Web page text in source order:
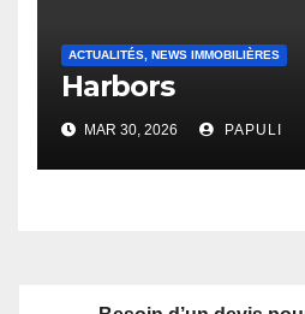
ACTUALITÉS, NEWS IMMOBILIÈRES
Harbors
MAR 30, 2026 PAPULI